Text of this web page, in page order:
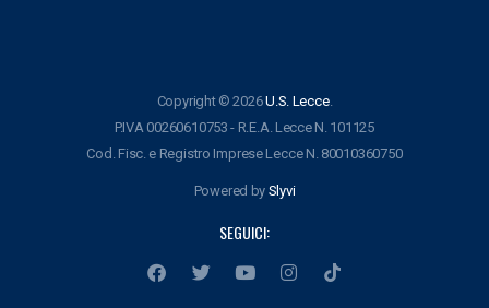
Copyright © 2026U.S. Lecce.
P.IVA 00260610753 - R.E.A. Lecce N. 101125
Cod. Fisc. e Registro Imprese Lecce N. 80010360750
Powered by Slyvi
SEGUICI: